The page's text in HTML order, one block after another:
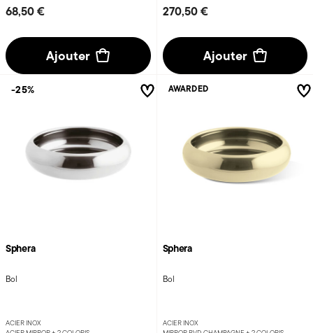
68,50 €
Ajouter
270,50 €
Ajouter
Sphera
Bol
ACIER INOX
-25%
Sphera
Bol
ACIER INOX
AWARDED